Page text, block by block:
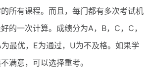
所有课程。而且，每门都有多次考试机
的一次计算。成绩分为A，B，C，C，
最优，E为通过，U为不及格。如果学
满意，可以选择重考。